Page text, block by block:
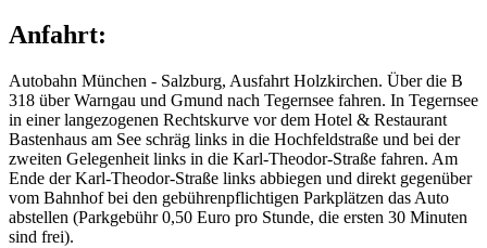
Anfahrt:
Autobahn München - Salzburg, Ausfahrt Holzkirchen. Über die B
318 über Warngau und Gmund nach Tegernsee fahren. In Tegernsee
in einer langezogenen Rechtskurve vor dem Hotel & Restaurant
Bastenhaus am See schräg links in die Hochfeldstraße und bei der
zweiten Gelegenheit links in die Karl-Theodor-Straße fahren. Am
Ende der Karl-Theodor-Straße links abbiegen und direkt gegenüber
vom Bahnhof bei den gebührenpflichtigen Parkplätzen das Auto
abstellen (Parkgebühr 0,50 Euro pro Stunde, die ersten 30 Minuten
sind frei).